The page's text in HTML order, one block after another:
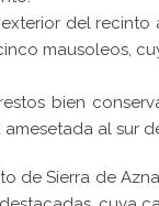
del
mausoleos,
bien
al sur
de Sierra de